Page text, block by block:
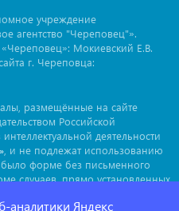
учреждение
агентство "Череповец"».
Мокиевский Е.В.
г. Череповца:
размещённые на сайте
Российской
деятельности
, и не подлежат использованию
форме без письменного
случаев, прямо установленных
не совпадать с мнением
аналитики Яндекс